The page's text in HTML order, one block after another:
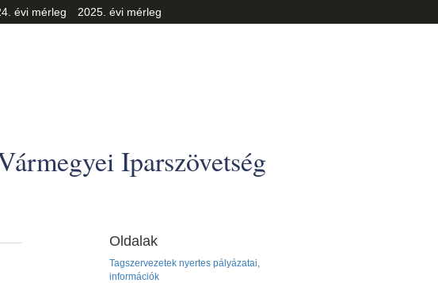
évi mérleg 2025. évi mérleg
Iparszövetség
Oldalak
Tagszervezetek nyertes pályázatai,
információk